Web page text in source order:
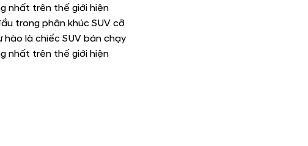
nhất trên thế giới hiện
trong phân khúc SUV cỡ
là chiếc SUV bán chạy
nhất trên thế giới hiện